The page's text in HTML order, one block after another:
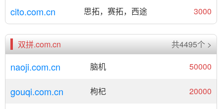
cito.com.cn 思拓，赛拓，西途 3000
双拼.com.cn 共4495个 >
naoji.com.cn 脑机 50000
gouqi.com.cn 枸杞 20000